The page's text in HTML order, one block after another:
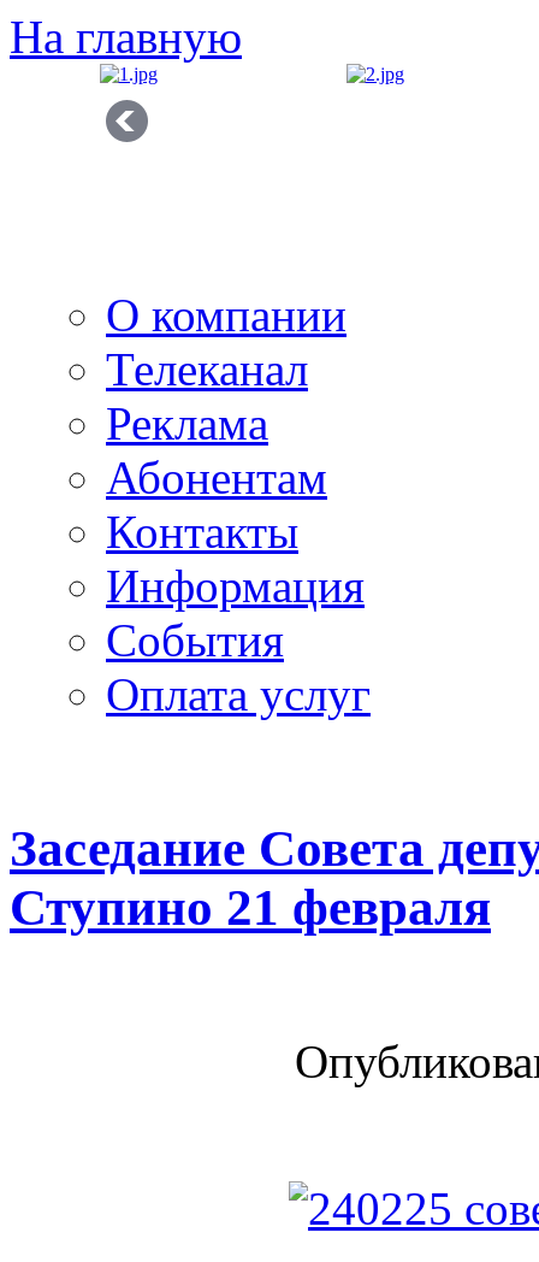
На главную
О компании
Телеканал
Реклама
Абонентам
Контакты
Информация
Cобытия
Оплата услуг
Заседание Совета
Ступино 21 февраля